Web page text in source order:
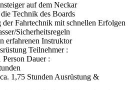
auf dem Neckar
Technik des Boards
Fahrtechnik mit schnellen Erfolgen
Sicherheitsregeln
erfahrenen Instruktor
Teilnehmer :
Dauer :
1,75 Stunden Ausrüstung &